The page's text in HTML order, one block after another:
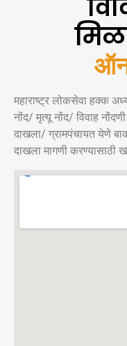
महाराष्ट्र लोकसेवा हक्क
नोंद/ मृत्यू नोंद/ विवाह
दाखला/ ग्रामपंचायत येणे
दाखला मागणी करण्यासाठी